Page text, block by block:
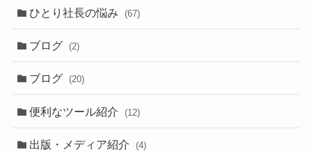
ひとり社長の悩み (67)
ブログ (2)
ブログ (20)
便利なツール紹介 (12)
出版・メディア紹介 (4)